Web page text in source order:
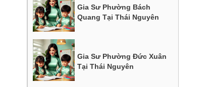
Gia Sư Phường Bách
Quang Tại Thái Nguyên
Gia Sư Phường Đức Xuân
Tại Thái Nguyên